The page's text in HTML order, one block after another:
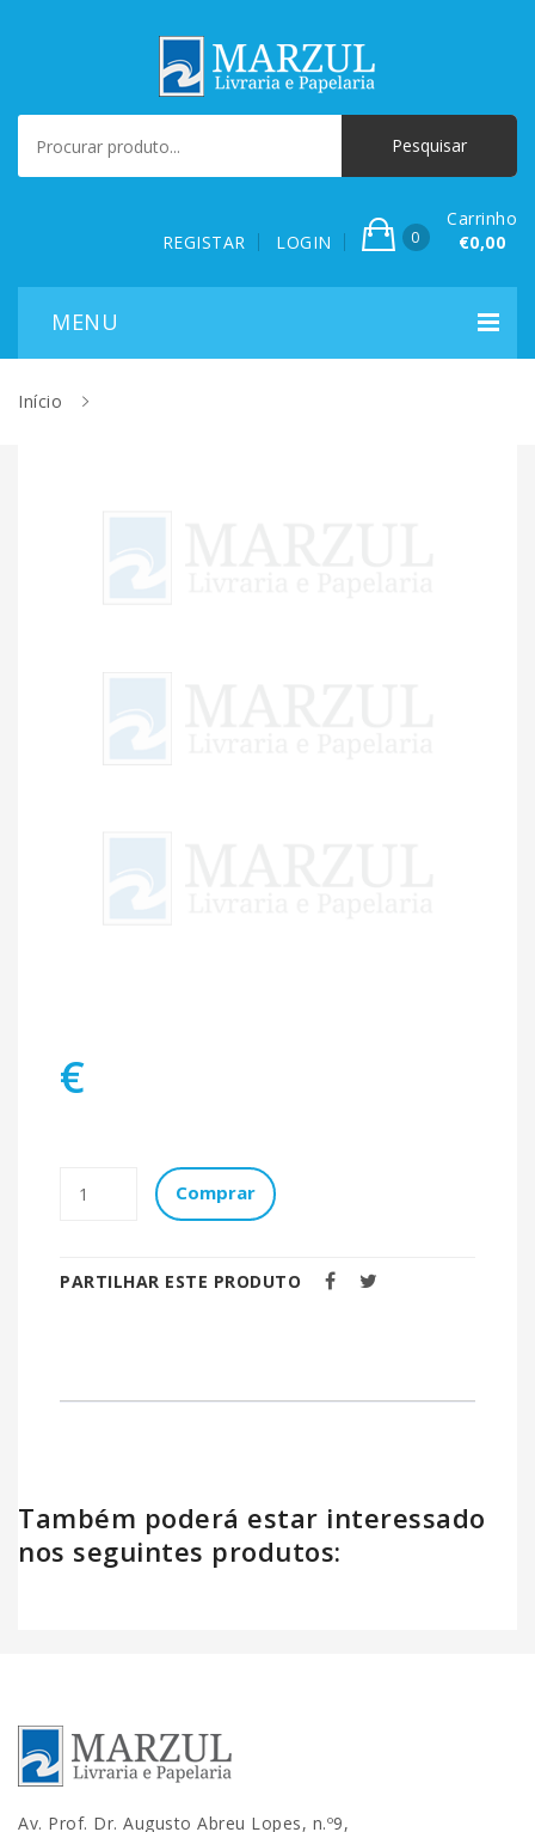
REGISTAR LOGIN 0
Carrinho
€0,00
Início
€
Comprar
PARTILHAR ESTE PRODUTO
Também poderá estar interessado
nos seguintes produtos:
Av. Prof. Dr. Augusto Abreu Lopes, n.º9,